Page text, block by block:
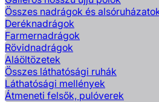
Összes nadrágok és
Deréknadrágok
Farmernadrágok
Rövidnadrágok
Aláöltözetek
Összes láthatósági ruhák
Láthatósági mellények
Átmeneti felsők, pulóverek